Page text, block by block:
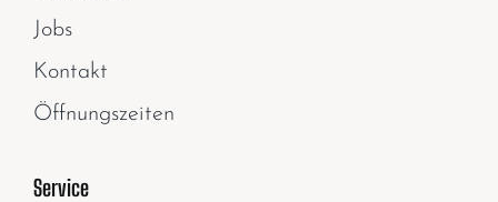
Jobs
Kontakt
Öffnungszeiten
Service